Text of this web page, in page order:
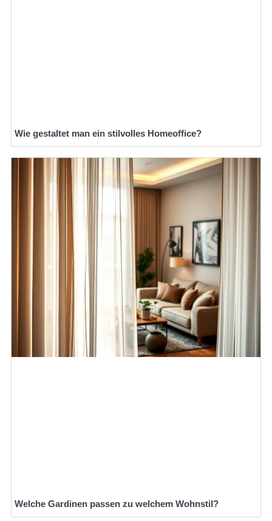
Wie gestaltet man ein stilvolles Homeoffice?
Welche Gardinen passen zu welchem Wohnstil?